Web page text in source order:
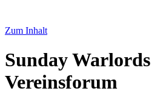
Zum Inhalt
Sunday Warlords
Vereinsforum